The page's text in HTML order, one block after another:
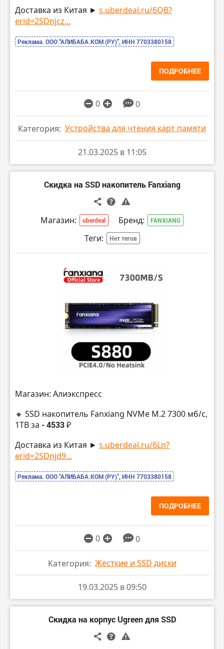
Доставка из Китая ► s.uberdeal.ru/6QB?
erid=2SDnjcz...
Реклама. ООО “АЛИБАБА.КОМ (РУ)”, ИНН 7703380158
ПОДРОБНЕЕ
0 0
Категория: Устройства для чтения карт памяти
21.03.2025 в 11:05
Скидка на SSD накопитель Fanxiang
Магазин: uberdeal Бренд: FANXIANG
Теги: Нет тегов
Магазин: Алиэкспресс
🔸 SSD накопитель Fanxiang NVMe M.2 7300 мб/с,
1TB за - 4533 ₽
Доставка из Китая ► s.uberdeal.ru/6Ln?
erid=2SDnjd9...
Реклама. ООО “АЛИБАБА.КОМ (РУ)”, ИНН 7703380158
ПОДРОБНЕЕ
0 0
Категория: Жесткие и SSD диски
19.03.2025 в 09:50
Скидка на корпус Ugreen для SSD